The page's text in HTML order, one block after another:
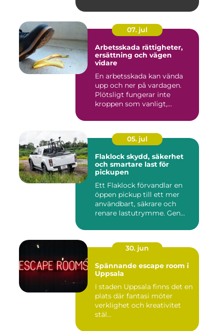
07. jul
Arbetsskada rättigheter,
ersättning och vägen
vidare
En arbetsskada kan vända
upp och ner på vardagen.
Plötsligt fungerar inte
kroppen som vanligt,
05. jul
Flaklock skydd, säkerhet
och smartare last för
pickupen
Ett Flaklock förvandlar en
öppen pickup till ett mer
användbart, säkrare och
renare lastutrymme. Gen...
30. jun
Spännande escape room i
Uppsala
I staden Uppsala finns det en
plats där fantasi möter
verklighet och kreativitet
stäl...